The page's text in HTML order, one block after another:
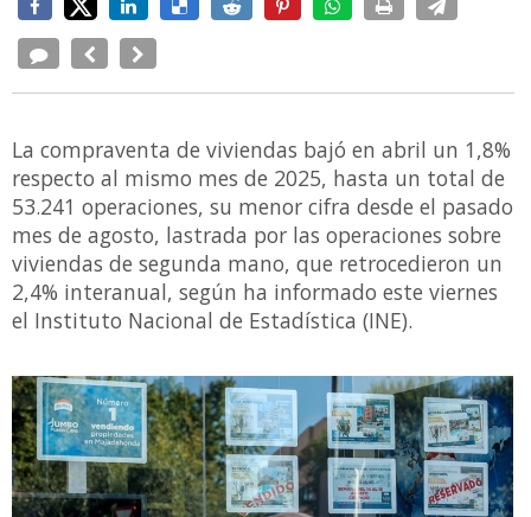
La compraventa de viviendas bajó en abril un 1,8%
respecto al mismo mes de 2025, hasta un total de
53.241 operaciones, su menor cifra desde el pasado
mes de agosto, lastrada por las operaciones sobre
viviendas de segunda mano, que retrocedieron un
2,4% interanual, según ha informado este viernes
el Instituto Nacional de Estadística (INE).